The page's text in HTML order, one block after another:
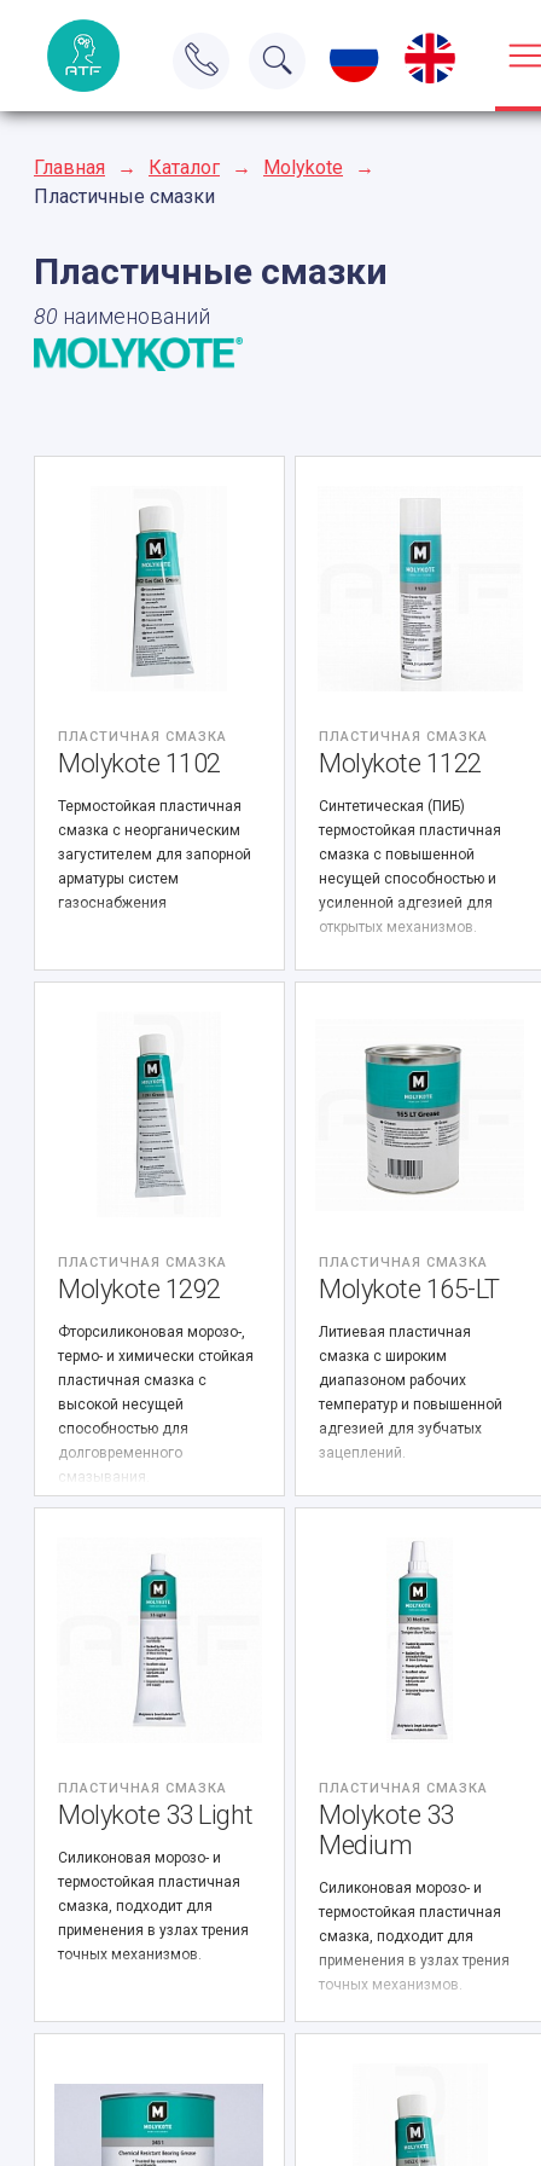
Главная → Каталог → Molykote
→
Пластичные смазки
Пластичные смазки
80 наименований
ПЛАСТИЧНАЯ СМАЗКА
Molykote 1102
Термостойкая пластичная
смазка с неорганическим
загустителем для запорной
арматуры систем
газоснабжения
ПЛАСТИЧНАЯ СМАЗКА
Molykote 1122
Синтетическая (ПИБ)
термостойкая пластичная
смазка с повышенной
несущей способностью и
усиленной адгезией для
открытых механизмов.
ПЛАСТИЧНАЯ СМАЗКА
Molykote 1292
Фторсиликоновая морозо-,
термо- и химически стойкая
пластичная смазка с
высокой несущей
способностью для
долговременного
смазывания.
ПЛАСТИЧНАЯ СМАЗКА
Molykote 165-LT
Литиевая пластичная
смазка с широким
диапазоном рабочих
температур и повышенной
адгезией для зубчатых
зацеплений.
ПЛАСТИЧНАЯ СМАЗКА
Molykote 33 Light
Силиконовая морозо- и
термостойкая пластичная
смазка, подходит для
применения в узлах трения
точных механизмов.
ПЛАСТИЧНАЯ СМАЗКА
Molykote 33
Medium
Силиконовая морозо- и
термостойкая пластичная
смазка, подходит для
применения в узлах трения
точных механизмов.